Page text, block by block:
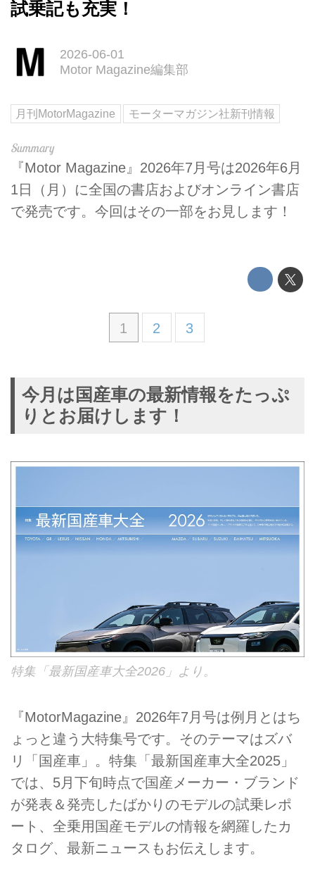
試乗記も充実！
2026-06-01
Motor Magazine編集部
月刊MotorMagazine モーターマガジン社新刊情報
『Motor Magazine』2026年7月号は2026年6月
1日（月）に全国の書店およびオンライン書店
で発売です。今回はその一部をお見します！
1 2 3
今月は国産車の最新情報をたっぷ
りとお届けします！
特集「最新国産車大全2026」より。
『MotorMagazine』2026年7月号は例月とはち
ょっと違う大特集号です。そのテーマはズバ
リ「国産車」。特集「最新国産車大全2025」
では、5月下旬時点で国産メーカー・ブランド
が発表＆発売したばかりのモデルの試乗レポ
ート、全乗用国産モデルの情報を網羅したカ
タログ、最新ニュースもお伝えします。